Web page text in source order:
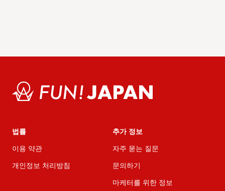
법률
이용 약관
개인정보 처리방침
추가 정보
자주 묻는 질문
문의하기
마케터를 위한 정보